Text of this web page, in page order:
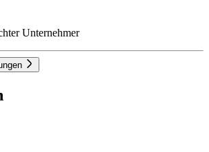
Unternehmer